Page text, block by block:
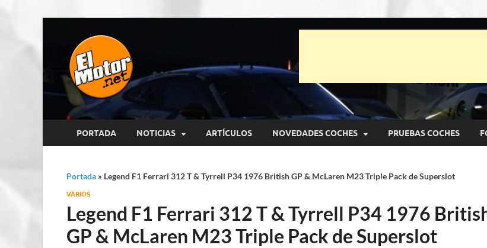
El Motor punto Net
PORTADA NOTICIAS ARTÍCULOS NOVEDADES COCHES PRUEBAS COCHES
Portada » Legend F1 Ferrari 312 T & Tyrrell P34 1976 British GP & McLaren M23 Triple Pack de Superslot
VARIOS
Legend F1 Ferrari 312 T & Tyrrell P34 1976
GP & McLaren M23 Triple Pack de Superslot